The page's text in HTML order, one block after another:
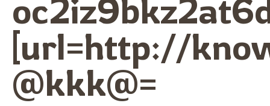
[url=http://
@kkk@=